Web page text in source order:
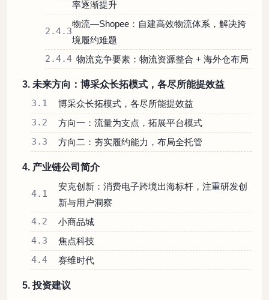
率逐渐提升
2.4.3
物流—Shopee：自建高效物流体系，解决跨
境履约难题
2.4.4 物流竞争要素：物流资源整合 + 海外仓布局
3. 未来方向：博采众长拓模式，各尽所能提效益
3.1 博采众长拓模式，各尽所能提效益
3.2 方向一：流量为支点，拓展平台模式
3.3 方向二：夯实履约能力，布局全托管
4. 产业链公司简介
4.1
安克创新：消费电子跨境出海标杆，注重研发创
新与用户洞察
4.2 小商品城
4.3 焦点科技
4.4 赛维时代
5. 投资建议